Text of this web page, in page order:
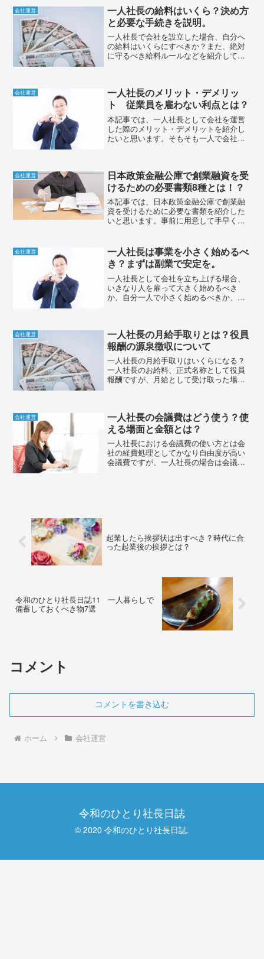
会社運営
一人社長の給料はいくら？決め方
と必要な手続きを説明。
一人社長で会社を設立した場合、自分へ
の給料はいくらにすべきか？また、絶対
に守るべき給料ルールなどを紹介してい
るお金は給料ではなく役員...
会社運営
一人社長のメリット・デメリッ
ト 従業員を雇わない利点とは？
本記事では、一人社長として会社を運営
した際のメリット・デメリットを紹介し
たいと思います。そもそも一人で会社を
は問題なく経営できてしま...
会社運営
日本政策金融公庫で創業融資を受
けるための必要書類8種とは！？
本記事では、日本政策金融公庫で創業融
資を受けるために必要な書類を紹介した
いと思います。事前に用意して手早く融
会社を創業し、事業を行うために必要な
資金を得るために、日本政...
会社運営
一人社長は事業を小さく始めるべ
き？まずは副業で安定を。
一人社長として会社を立ち上げる場合、
いきなり人を雇って大きく始めるべき
か、自分一人で小さく始めるべきか、悩
いと思っている事業の展望を...
会社運営
一人社長の月給手取りとは？役員
報酬の源泉徴収について
一人社長の月給手取りはいくらになる？
一人社長のお給料、正式名称として役員
報酬ですが、月給として受け取った場合
料ごとに源泉徴収が月給か...
会社運営
一人社長の会議費はどう使う？使
える場面と金額とは？
一人社長における会議費の使い方とは会
社の経費処理としてかなり自由度が高い
会議費ですが、一人社長の場合は会議費
起業したら挨拶状は出すべき？時代に合
った起業後の挨拶とは？
令和のひとり社長日誌11 一人暮らしで
備蓄しておくべき物7選
コメント
コメントを書き込む
ホーム 会社運営
令和のひとり社長日誌
© 2020 令和のひとり社長日誌.